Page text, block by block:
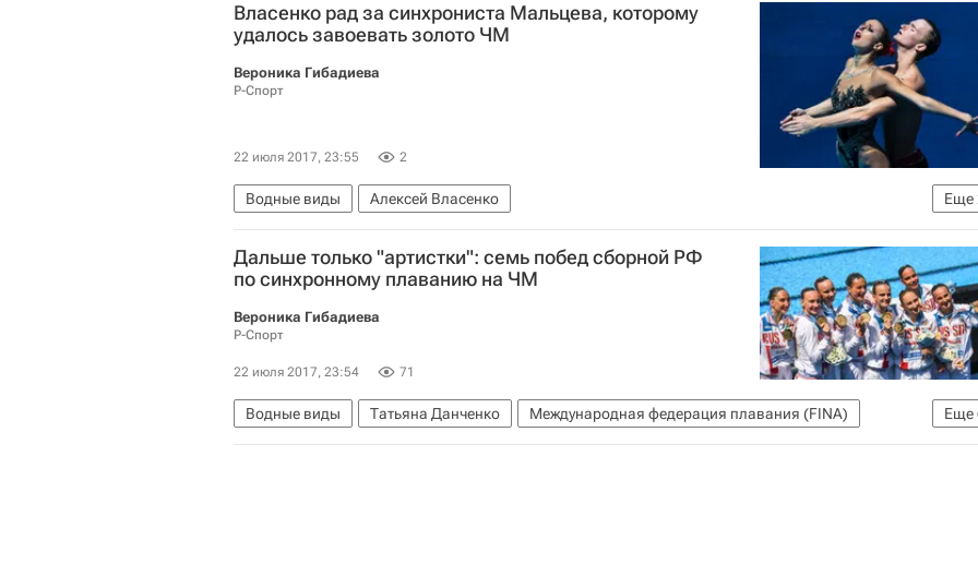
Власенко рад за синхрониста Мальцева, которому
удалось завоевать золото ЧМ
Вероника Гибадиева
Р-Спорт
22 июля 2017, 23:55 2
Еще
Водные виды
Алексей Власенко
Чемпионат мира-2017 по водным видам спорта в Будапеште, 14-30 июля
Чемпионат мира по водным видам спорта
Дальше только "артистки": семь побед сборной РФ
по синхронному плаванию на ЧМ
Вероника Гибадиева
Р-Спорт
22 июля 2017, 23:54 71
Еще
Водные виды Татьяна Данченко
Международная федерация плавания (FINA)
Чемпионат мира-2017 по водным видам спорта в Будапеште, 14-30 июля